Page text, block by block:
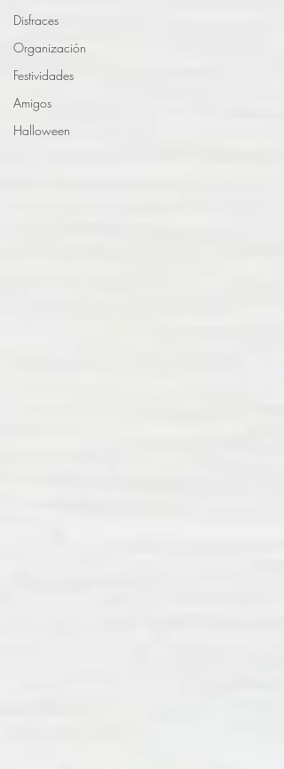
Disfraces
Organización
Festividades
Amigos
Halloween